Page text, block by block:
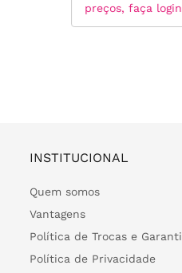
preços, faça
INSTITUCIONAL
Quem somos
Vantagens
Política de Trocas e
Política de Privacidade